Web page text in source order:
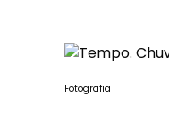
Fotografia